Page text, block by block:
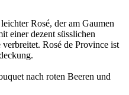
Rosé, der am Gaumen
einer dezent süsslichen
Rosé de Province ist
nach roten Beeren und